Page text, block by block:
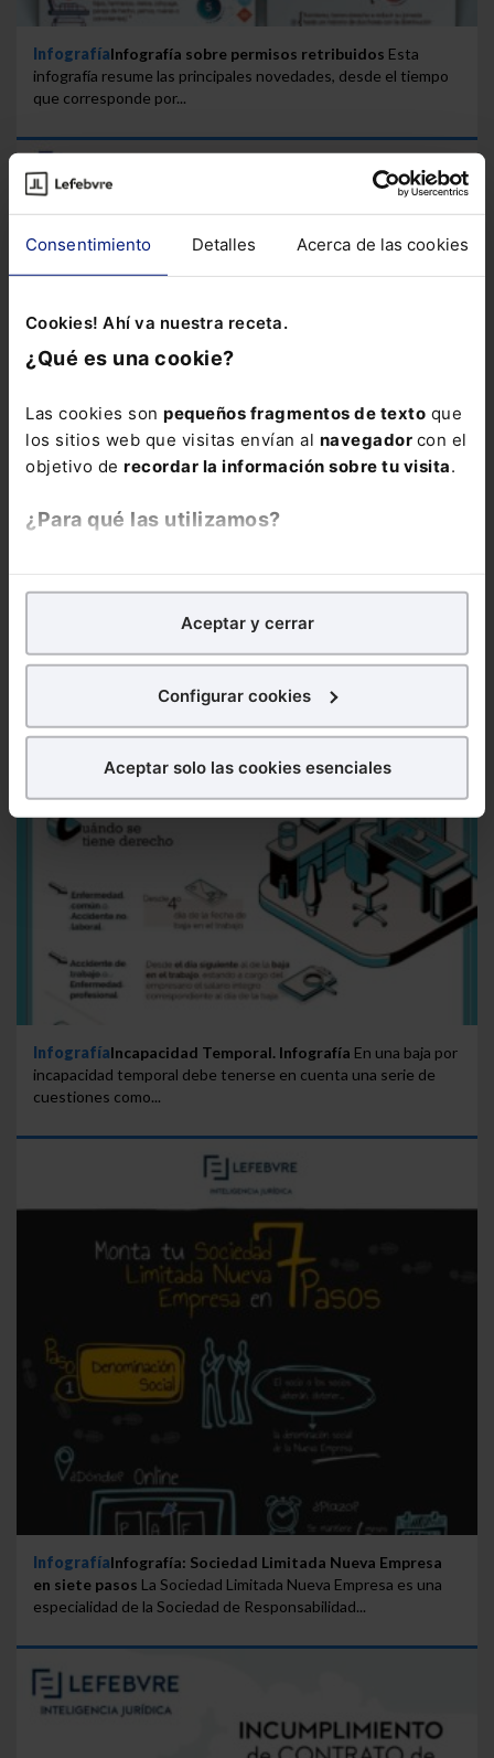
Consentimiento Detalles Acerca de las cookies
Cookies! Ahí va nuestra receta.
¿Qué es una cookie?
Las cookies son pequeños fragmentos de texto que
los sitios web que visitas envían al navegador con el
objetivo de recordar la información sobre tu visita.
¿Para qué las utilizamos?
analíticospara tratar demejorar tu experienciaen
nuestra página web. También con fines publicitarios,
para poder mostrarte publicidad y contenidos de tu
¿Qué puedes hacer?
en la web sea óptima
Puedesaceptar solo las esencialespara denegar
todas las cookies excepto aquellas imprescindibles.
También puedes configurar las cookies y
seleccionar solo aquellas que quieras permitir en tu
navegador. Si no seleccionas ninguna utilizaremos
las que sean indispensables para la navegación.
Saber más acerca de las cookies
Aceptar y cerrar
Configurar cookies
Aceptar solo las cookies esenciales
InfografíaInfografía sobre permisos retribuidos Esta
infografía resume las principales novedades, desde el tiempo
que corresponde por...
InfografíaIncapacidad Temporal. Infografía En una baja por
incapacidad temporal debe tenerse en cuenta una serie de
cuestiones como...
InfografíaInfografía: Sociedad Limitada Nueva Empresa
en siete pasos La Sociedad Limitada Nueva Empresa es una
especialidad de la Sociedad de Responsabilidad...